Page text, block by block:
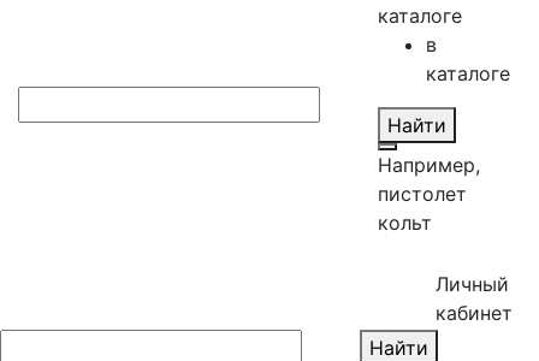
каталоге
в
каталоге
Найти
Например,
пистолет
кольт
Личный
кабинет
Найти